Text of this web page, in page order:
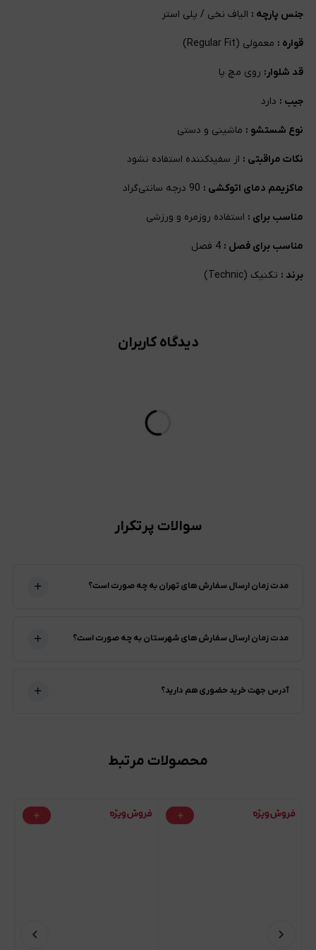
جنس پارچه : الیاف نخی / پلی استر
قواره : معمولی (Regular Fit)
قد شلوار: روی مچ پا
جیب : دارد
نوع شستشو : ماشینی و دستی
نکات مراقبتی : از سفیدکننده استفاده نشود
ماکزیمم دمای اتوکشی :
مناسب برای : استفاده روزمره و ورزشی
مناسب برای فصل :
برند : تکنیک (Technic)
دیدگاه کاربران
سوالات پرتکرار
مدت زمان ارسال سفارش های تهران به چه صورت است؟
مدت زمان ارسال سفارش های شهرستان به چه صورت است؟
آدرس جهت خرید حضوری هم دارید؟
محصولات مرتبط